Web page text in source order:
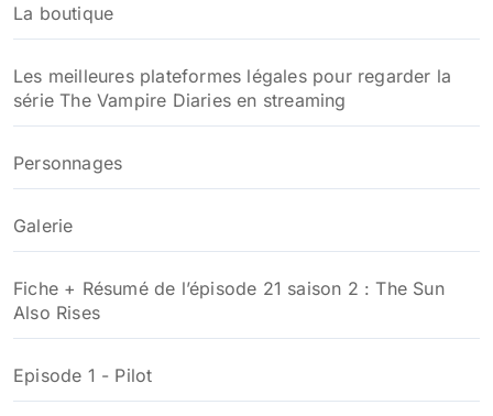
:La boutique
Les meilleures plateformes légales pour regarder la
série The Vampire Diaries en streaming
Personnages
Galerie
Fiche + Résumé de l’épisode 21 saison 2 : The Sun
Also Rises
Episode 1 - Pilot